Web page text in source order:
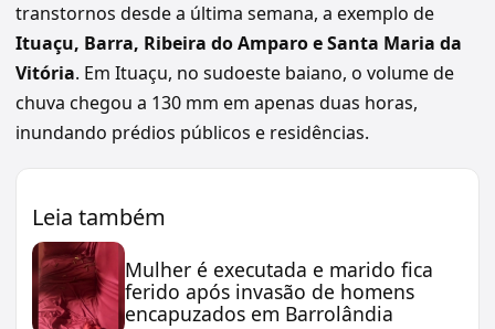
transtornos desde a última semana, a exemplo de
Ituaçu, Barra, Ribeira do Amparo e Santa Maria da
Vitória. Em Ituaçu, no sudoeste baiano, o volume de
chuva chegou a 130 mm em apenas duas horas,
inundando prédios públicos e residências.
Leia também
Mulher é executada e marido fica
ferido após invasão de homens
encapuzados em Barrolândia